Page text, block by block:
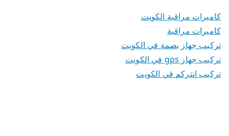
كاميرات مراقبة الكويت
كاميرات مراقبة
تركيب جهاز بصمة في الكويت
تركيب جهاز gps في الكويت
تركيب انتركم في الكويت